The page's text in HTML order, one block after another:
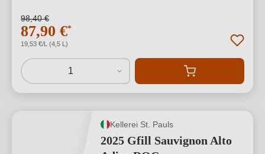
98,40 €
87,90 €*
19,53 €/L (4,5 L)
1
Kellerei St. Pauls
2025 Gfill Sauvignon Alto